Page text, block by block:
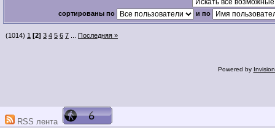
сортированы по и по
(1014) 1 [2] 3 4 5 6 7 Последняя »
Powered by
RSS лента